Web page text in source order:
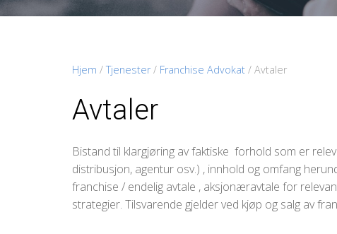
Hjem /Tjenester/ Franchise Advokat / Avtaler
Avtaler
Bistand til klargjøring av faktiske forhold som er
distribusjon, agentur osv.) , innhold og omfang
franchise / endelig avtale , aksjonæravtale for
strategier. Tilsvarende gjelder ved kjøp og salg av